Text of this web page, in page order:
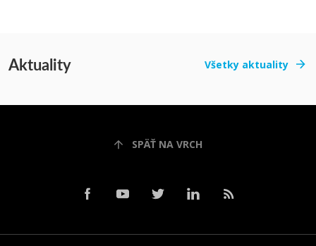
Aktuality Všetky aktuality
SPÄŤ NA VRCH